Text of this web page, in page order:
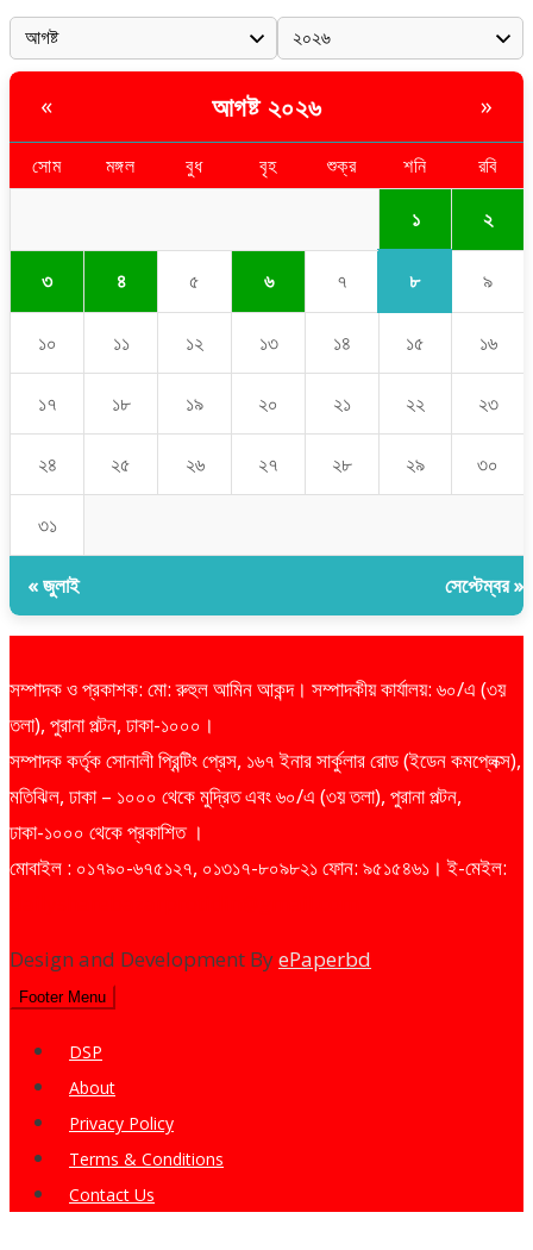
« আগষ্ট ২০২৬ »
সোম মঙ্গল বুধ বৃহ শুক্র শনি রবি
১ ২
৩ ৪ ৫ ৬ ৭ ৮ ৯
১০ ১১ ১২ ১৩ ১৪ ১৫ ১৬
১৭ ১৮ ১৯ ২০ ২১ ২২ ২৩
২৪ ২৫ ২৬ ২৭ ২৮ ২৯ ৩০
৩১
« জুলাই সেপ্টেম্বর »
সম্পাদক ও প্রকাশক: মো: রুহুল আমিন আকন্দ। সম্পাদকীয় কার্যালয়: ৬০/এ (৩য়
তলা), পুরানা পল্টন, ঢাকা-১০০০।
সম্পাদক কর্তৃক সোনালী প্রিন্টিং প্রেস, ১৬৭ ইনার সার্কুলার রোড (ইডেন কমপ্লেক্স),
মতিঝিল, ঢাকা – ১০০০ থেকে মুদ্রিত এবং ৬০/এ (৩য় তলা), পুরানা পল্টন,
ঢাকা-১০০০ থেকে প্রকাশিত ।
মোবাইল : ০১৭৯০-৬৭৫১২৭, ০১৩১৭-৮০৯৮২১ ফোন: ৯৫১৫৪৬১। ই-মেইল:
Design and Development ByePaperbd
Footer Menu
DSP
About
Privacy Policy
Terms & Conditions
Contact Us